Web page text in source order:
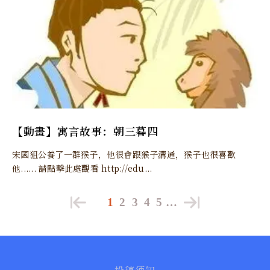
【動畫】寓言故事：朝三暮四
宋國狙公養了一群猴子，他很會跟猴子溝通，猴子也很喜歡
他...... 請點擊此處觀看 http://edu...
1 2 3 4 5 …